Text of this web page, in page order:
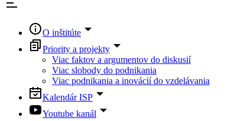
O inštitúte
Priority a projekty
Viac faktov a argumentov do diskusií
Viac slobody do podnikania
Viac podnikania a inovácií do vzdelávania
Kalendár ISP
Youtube kanál